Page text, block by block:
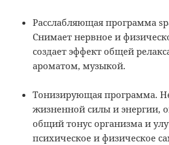
Расслабляющая программа
Снимает нервное и
создает эффект общей
ароматом, музыкой.
Тонизирующая программа.
жизненной силы и энергии,
общий тонус организма и
психическое и физическое